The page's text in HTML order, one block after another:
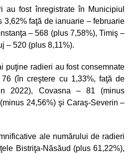
au fost înregistrate în Municipiul
3,62% faţă de ianuarie – februarie
– 568 (plus 7,58%), Timiş –
– 520 (plus 8,11%).
puţine radieri au fost consemnate
(în creştere cu 1,33%, faţă de
2022), Covasna – 81 (minus
24,56%) şi Caraş-Severin –
ale numărului de radieri
Bistriţa-Năsăud (plus 61,22%),